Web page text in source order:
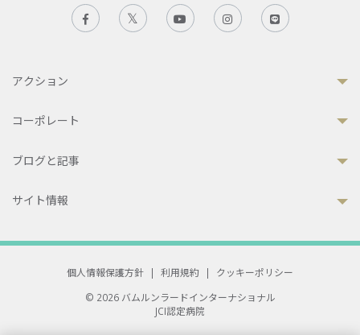
アクション
コーポレート
ブログと記事
サイト情報
個人情報保護方針 | 利用規約 |
クッキーポリシー
© 2026 バムルンラードインターナショナル
JCI認定病院